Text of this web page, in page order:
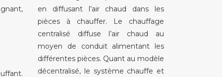
en diffusant l’air chaud dans les
pièces à chauffer. Le chauffage
centralisé diffuse l’air chaud au
moyen de conduit alimentant les
différentes pièces. Quant au modèle
décentralisé, le système chauffe et